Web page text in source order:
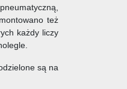
też
każdy liczy
są na